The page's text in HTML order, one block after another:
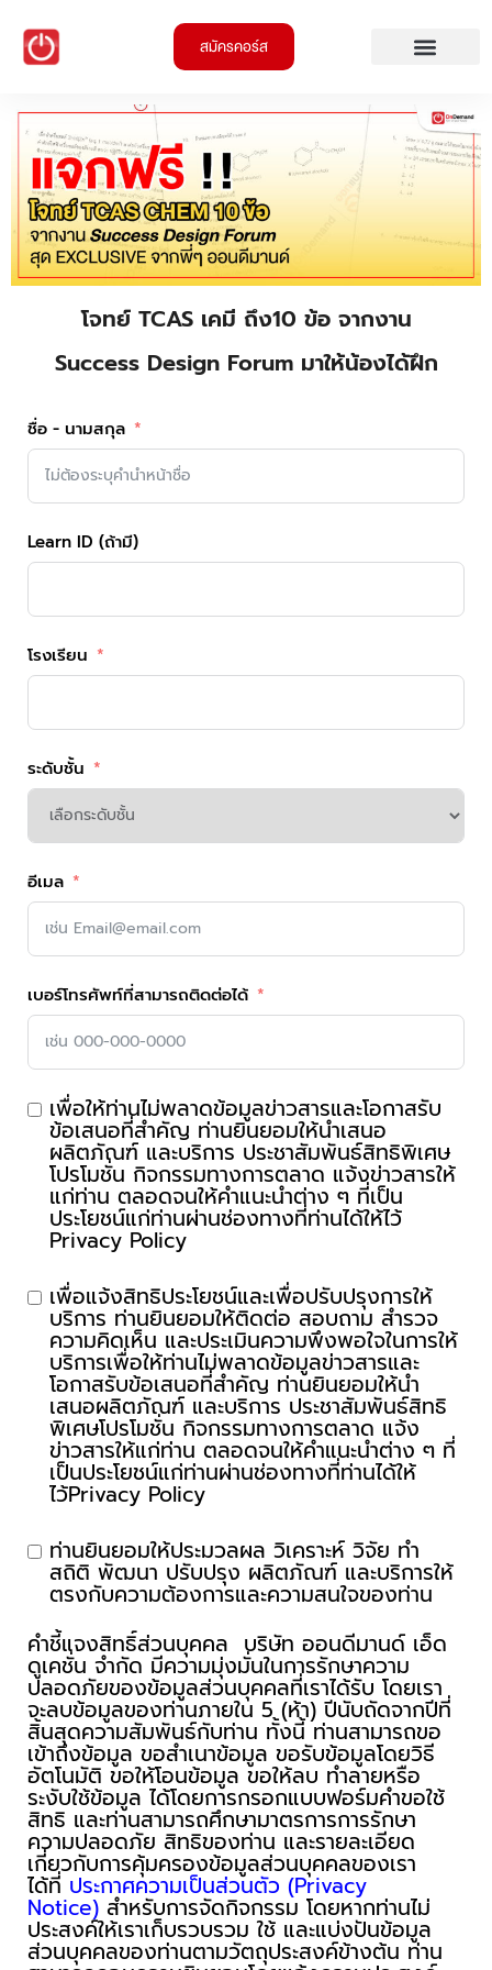
สมัครคอร์ส
โจทย์ TCAS เคมี ถึง10 ข้อ จากงาน
Success Design Forum มาให้น้องได้ฝึก
ชื่อ - นามสกุล
Learn ID (ถ้ามี)
โรงเรียน
ระดับชั้น
อีเมล
เบอร์โทรศัพท์ที่สามารถติดต่อได้
เพื่อให้ท่านไม่พลาดข้อมูลข่าวสารและโอกาสรับ
ข้อเสนอที่สำคัญ ท่านยินยอมให้นำเสนอ
ผลิตภัณฑ์ และบริการ ประชาสัมพันธ์สิทธิพิเศษ
โปรโมชั่น กิจกรรมทางการตลาด แจ้งข่าวสารให้
แก่ท่าน ตลอดจนให้คำแนะนำต่าง ๆ ที่เป็น
ประโยชน์แก่ท่านผ่านช่องทางที่ท่านได้ให้ไว้
Privacy Policy
เพื่อแจ้งสิทธิประโยชน์และเพื่อปรับปรุงการให้
บริการ ท่านยินยอมให้ติดต่อ สอบถาม สำรวจ
ความคิดเห็น และประเมินความพึงพอใจในการให้
บริการเพื่อให้ท่านไม่พลาดข้อมูลข่าวสารและ
โอกาสรับข้อเสนอที่สำคัญ ท่านยินยอมให้นำ
เสนอผลิตภัณฑ์ และบริการ ประชาสัมพันธ์สิทธิ
พิเศษโปรโมชั่น กิจกรรมทางการตลาด แจ้ง
ข่าวสารให้แก่ท่าน ตลอดจนให้คำแนะนำต่าง ๆ ที่
เป็นประโยชน์แก่ท่านผ่านช่องทางที่ท่านได้ให้
ไว้Privacy Policy
ท่านยินยอมให้ประมวลผล วิเคราะห์ วิจัย ทำ
สถิติ พัฒนา ปรับปรุง ผลิตภัณฑ์ และบริการให้
ตรงกับความต้องการและความสนใจของท่าน
คำชี้แจงสิทธิ์ส่วนบุคคล บริษัท ออนดีมานด์ เอ็ด
ดูเคชั่น จำกัด มีความมุ่งมั่นในการรักษาความ
ปลอดภัยของข้อมูลส่วนบุคคลที่เราได้รับ โดยเรา
จะลบข้อมูลของท่านภายใน 5 (ห้า) ปีนับถัดจากปีที่
สิ้นสุดความสัมพันธ์กับท่าน ทั้งนี้ ท่านสามารถขอ
เข้าถึงข้อมูล ขอสำเนาข้อมูล ขอรับข้อมูลโดยวิธี
อัตโนมัติ ขอให้โอนข้อมูล ขอให้ลบ ทำลายหรือ
ระงับใช้ข้อมูล ได้โดยการกรอกแบบฟอร์มคำขอใช้
สิทธิ และท่านสามารถศึกษามาตรการการรักษา
ความปลอดภัย สิทธิของท่าน และรายละเอียด
เกี่ยวกับการคุ้มครองข้อมูลส่วนบุคคลของเรา
ได้ที่ ประกาศความเป็นส่วนตัว (Privacy
Notice) สำหรับการจัดกิจกรรม โดยหากท่านไม่
ประสงค์ให้เราเก็บรวบรวม ใช้ และแบ่งปันข้อมูล
ส่วนบุคคลของท่านตามวัตถุประสงค์ข้างต้น ท่าน